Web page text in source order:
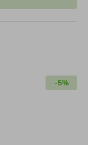
-5%